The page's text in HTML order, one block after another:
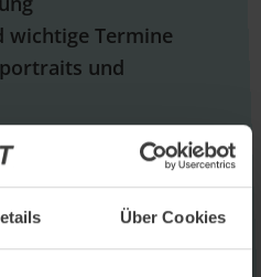
Über Cookies
wichtige Termine
und